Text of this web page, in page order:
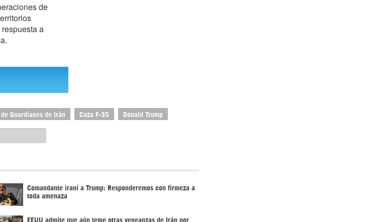
de
a
de Guardianes de Irán Caza F-35 Donald Trump
Comandante iraní a Trump: Responderemos con firmeza a
toda amenaza
EEUU admite que aún teme otras venganzas de Irán por